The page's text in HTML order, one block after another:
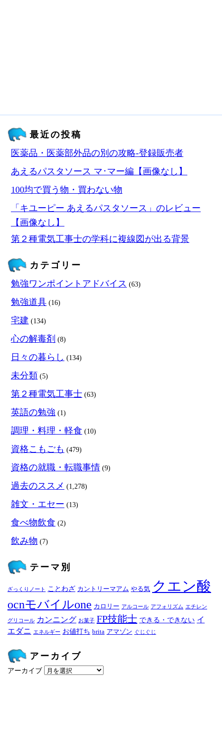
最近の投稿
医薬品・医薬部外品の別の攻略‐登録販売者
あえるパスタソース マ･マー編【画像なし】
100均で買う物・買わない物
「キユーピー あえるパスタソース」のレビュー
【画像なし】
第２種電気工事士の学科に複線図が出る背景
カテゴリー
勉強ワンポイントアドバイス (63)
勉強道具 (16)
宅建 (134)
心の解毒剤 (8)
日々の暮らし (134)
未分類 (5)
第２種電気工事士 (63)
英語の勉強 (1)
調理・料理・軽食 (10)
資格こもごも (479)
資格の就職・転職事情 (9)
過去のススメ (1,278)
雑文・エセー (13)
食べ物飲食 (2)
飲み物 (7)
テーマ別
ざっくりノート ことわざ カントリーマアム やる気 クエン酸
ocnモバイルone カロリー アルコール アフォリズム エチレン
グリコール カンニング お菓子 FP技能士 できる・できない イ
エダニ エネルギー お値打ち brita アマゾン ぐじぐじ
アーカイブ
アーカイブ